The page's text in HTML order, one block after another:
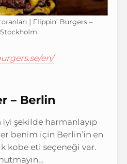
| Flippin’ Burgers –
Stockholm
en/
– Berlin
şekilde harmanlayıp
benim için Berlin’in en
kobe eti seçeneği var.